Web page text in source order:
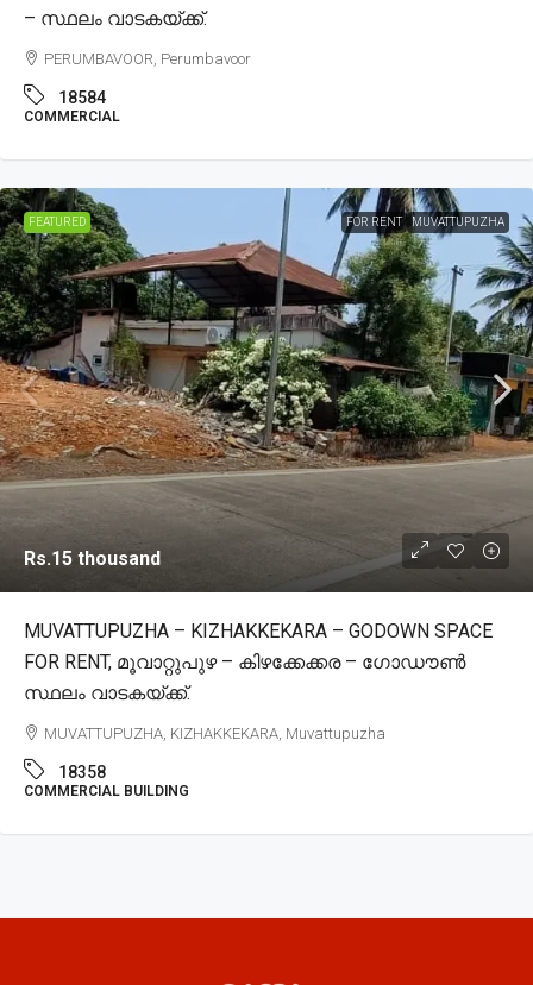
– സ്ഥലം വാടകയ്ക്ക്.
PERUMBAVOOR, Perumbavoor
18584
COMMERCIAL
FEATURED FOR RENT MUVATTUPUZHA
Rs.15 thousand
MUVATTUPUZHA – KIZHAKKEKARA – GODOWN SPACE
FOR RENT, മൂവാറ്റുപുഴ – കിഴക്കേക്കര – ഗോഡൗൺ
സ്ഥലം വാടകയ്ക്ക്.
MUVATTUPUZHA, KIZHAKKEKARA, Muvattupuzha
18358
COMMERCIAL BUILDING